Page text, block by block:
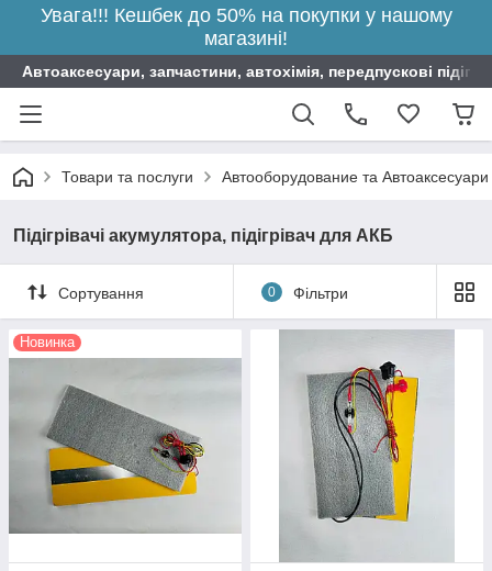
Увага!!! Кешбек до 50% на покупки у нашому
магазині!
Автоаксесуари, запчастини, автохімія, передпускові
Товари та послуги Автооборудование та Автоаксесуари
Підігрівачі акумулятора, підігрівач для АКБ
Сортування 0 Фільтри
Новинка